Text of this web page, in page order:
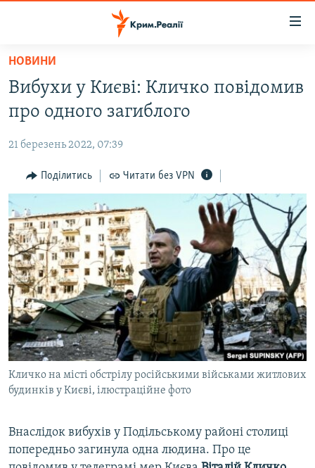
Перейти
основного
матеріалу
Перейти
до
навігації
Перейти
до
пошуку
НОВИНИ
ВОДА.КРИМ
ВІДЕО ТА ФОТО
ПОЛІТИКА
БЛОГИ
ПОГЛЯД
ІНТЕРВ'Ю
ВСЕ ЗА ДЕНЬ
СПЕЦПРОЕКТИ
ДЕПОРТАЦІЯ
ВІДЕОУРОКИ «ELIFBE»
СВІДЧЕННЯ ОКУПАЦІЇ
УКРАЇНСЬКА ПРОБЛЕМА КРИМУ
ЯК ОБІЙТИ БЛОКУВАННЯ
Русский
Qırımtatar
НОВИНИ
Вибухи у Києві: Кличко повідомив
про одного загиблого
21 березень 2022, 07:39
Поділитись Читати без VPN
Кличко на місті обстрілу російськими військами житлових
будинків у Києві, ілюстраційне фото
Внаслідок вибухів у Подільському районі столиці
попередньо загинула одна людина. Про це